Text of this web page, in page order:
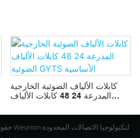
كابلات الألياف الضوئية الخارجية
المدرعة 24 48 كابلات الألياف